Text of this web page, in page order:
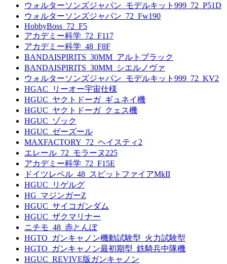
ウォルターソンズジャパン_モデルキット999_72_P51D
ウォルターソンズジャパン_72_Fw190
HobbyBoss_72_F5
アカデミー科学_72_F117
アカデミー科学_48_F8F
BANDAISPIRITS_30MM_アルトブラック
BANDAISPIRITS_30MM_シエルノヴァ
ウォルターソンズジャパン_モデルキット999_72_KV2
HGAC_リーオー宇宙仕様
HGUC_ヤクトドーガ_ギュネイ機
HGUC_ヤクトドーガ_クェス機
HGUC_ゾック
HGUC_ゼーズール
MAXFACTORY_72_ヘイスティ2
エレール_72_モラーヌ225
アカデミー科学_72_F15E
ドイツレベル_48_スピットファイアMkII
HGUC_リゲルグ
HG_マジンガーZ
HGUC_サイコガンダム
HGUC_ザクマリナー
ニチモ_48_赤とんぼ
HGTO_ガンキャノン機動試験型_火力試験型
HGTO_ガンキャノン最初期型_鉄騎兵中隊機
HGUC_REVIVE版ガンキャノン